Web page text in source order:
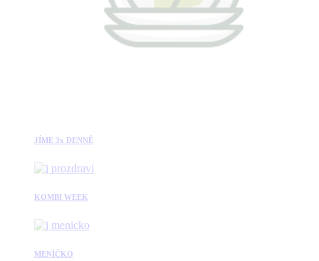
JÍME 3x DENNĚ
KOMBI WEEK
MENÍČKO